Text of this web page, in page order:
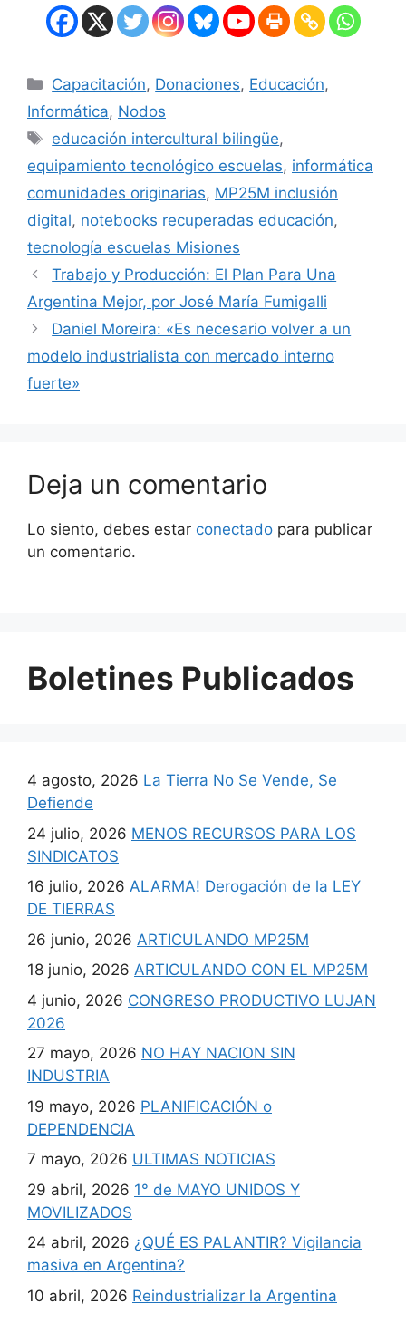
Capacitación, Donaciones, Educación,
Informática, Nodos
educación intercultural bilingüe,
equipamiento tecnológico escuelas, informática
comunidades originarias, MP25M inclusión
digital, notebooks recuperadas educación,
tecnología escuelas Misiones
Trabajo y Producción: El Plan Para Una
Argentina Mejor, por José María Fumigalli
Daniel Moreira: «Es necesario volver a un
modelo industrialista con mercado interno
fuerte»
Deja un comentario
Lo siento, debes estar conectado para publicar
un comentario.
Boletines Publicados
4 agosto, 2026 La Tierra No Se Vende, Se
Defiende
24 julio, 2026 MENOS RECURSOS PARA LOS
SINDICATOS
16 julio, 2026 ALARMA! Derogación de la LEY
DE TIERRAS
26 junio, 2026 ARTICULANDO MP25M
18 junio, 2026 ARTICULANDO CON EL MP25M
4 junio, 2026 CONGRESO PRODUCTIVO LUJAN
2026
27 mayo, 2026 NO HAY NACION SIN
INDUSTRIA
19 mayo, 2026 PLANIFICACIÓN o
DEPENDENCIA
7 mayo, 2026 ULTIMAS NOTICIAS
29 abril, 2026 1° de MAYO UNIDOS Y
MOVILIZADOS
24 abril, 2026 ¿QUÉ ES PALANTIR? Vigilancia
masiva en Argentina?
10 abril, 2026 Reindustrializar la Argentina